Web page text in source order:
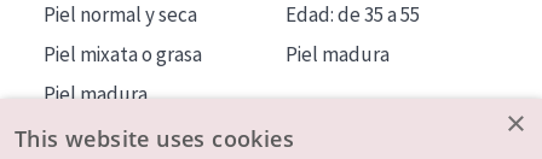
Piel normal y seca
Piel mixata o grasa
Piel madura
Piel expuesta al sol
Edad: de 35 a 55
Piel madura
×
This website uses cookies